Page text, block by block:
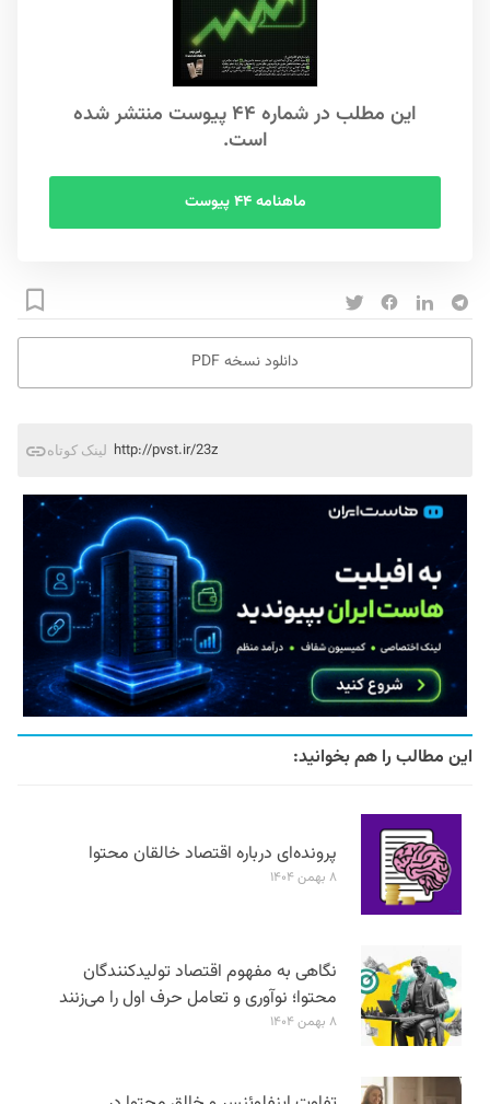
این مطلب در شماره ۴۴ پیوست منتشر شده
است.
ماهنامه ۴۴ پیوست
دانلود نسخه PDF
لینک کوتاه http://pvst.ir/23z
این مطالب را هم بخوانید:
پرونده‌ای درباره اقتصاد خالقان محتوا
۸ بهمن ۱۴۰۴
نگاهی به مفهوم اقتصاد تولیدکنندگان
محتوا؛ نوآوری و تعامل حرف اول را می‌زنند
۸ بهمن ۱۴۰۴